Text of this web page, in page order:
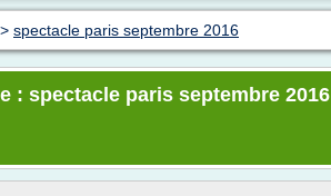
> spectacle paris septembre 2016
: spectacle paris septembre 2016